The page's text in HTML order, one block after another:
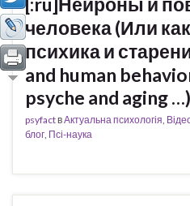
человека (Или
психика и
and human
psyche and aging
psyfactвАктуальна психологія
блог Псі-наука